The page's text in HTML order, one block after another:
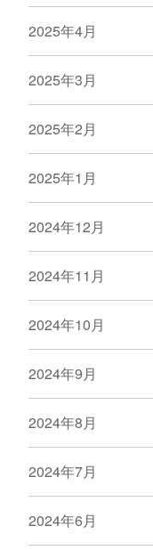
2025年4月
2025年3月
2025年2月
2025年1月
2024年12月
2024年11月
2024年10月
2024年9月
2024年8月
2024年7月
2024年6月